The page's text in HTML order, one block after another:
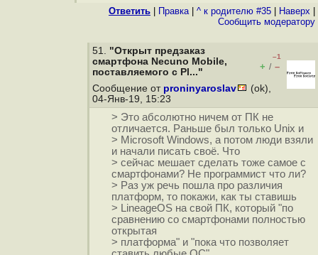
Ответить Правка| ^ к родителю #35 Наверх
Cообщить модератору
51. "Открыт предзаказ
смартфона Necuno Mobile,
поставляемого с Pl..."
–1
+ / –
Сообщение от proninyaroslav
(ok),
04-Янв-19, 15:23
> Это абсолютно ничем от ПК не
отличается. Раньше был только Unix и
> Microsoft Windows, а потом люди взяли
и начали писать своё. Что
> сейчас мешает сделать тоже самое с
смартфонами? Не программист что ли?
> Раз уж речь пошла про различия
платформ, то покажи, как ты ставишь
> LineageOS на свой ПК, который "по
сравнению со смартфонами полностью
открытая
> платформа" и "пока что позволяет